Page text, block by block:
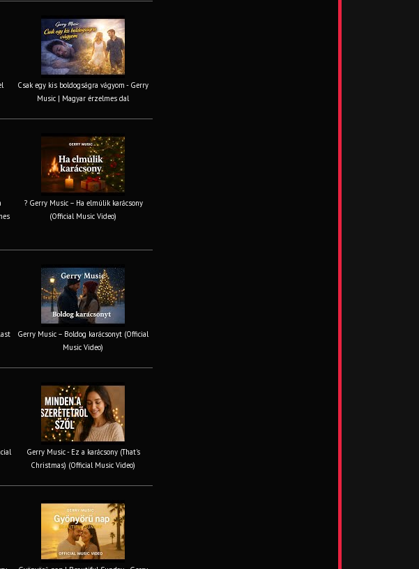
Csak egy kis boldogságra vágyom - Gerry
Music | Magyar érzelmes dal
? Gerry Music – Ha elmúlik karácsony
(Official Music Video)
Gerry Music – Boldog karácsonyt (Official
Music Video)
Gerry Music - Ez a karácsony (That's
Christmas) (Official Music Video)